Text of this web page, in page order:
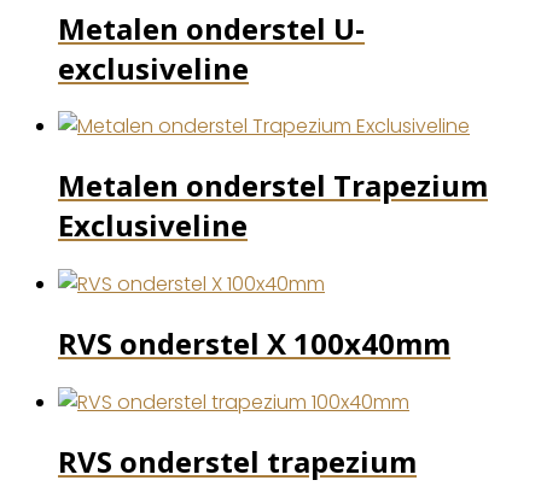
Metalen onderstel U-
exclusiveline
Metalen onderstel Trapezium
Exclusiveline
RVS onderstel X 100x40mm
RVS onderstel trapezium